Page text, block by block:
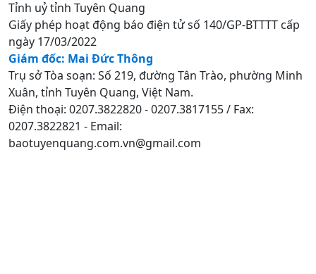
Tỉnh uỷ tỉnh Tuyên Quang
Giấy phép hoạt động báo điện tử số 140/GP-BTTTT cấp
ngày 17/03/2022
Giám đốc: Mai Đức Thông
Trụ sở Tòa soạn: Số 219, đường Tân Trào, phường Minh
Xuân, tỉnh Tuyên Quang, Việt Nam.
Điện thoại: 0207.3822820 - 0207.3817155 / Fax:
0207.3822821 - Email:
baotuyenquang.com.vn@gmail.com